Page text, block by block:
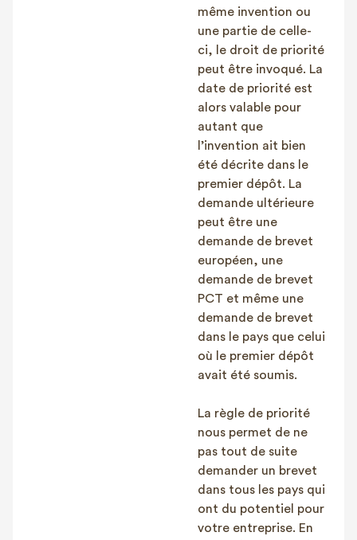
même invention ou
une partie de celle-
ci, le droit de priorité
peut être invoqué. La
date de priorité est
alors valable pour
autant que
l’invention ait bien
été décrite dans le
premier dépôt. La
demande ultérieure
peut être une
demande de brevet
européen, une
demande de brevet
PCT et même une
demande de brevet
dans le pays que celui
où le premier dépôt
avait été soumis.
La règle de priorité
nous permet de ne
pas tout de suite
demander un brevet
dans tous les pays qui
ont du potentiel pour
votre entreprise. En